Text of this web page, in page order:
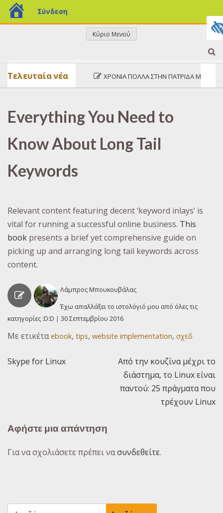
blogs.sch.gr
Σύνδεση
ΤΟ
ΜΠΛΟΓΚΑΚΙ
ΜΟΥ
Κύριο Μενού
ΧΡΌΝΙΑ ΠΟΛΛΆ ΣΤΗΝ ΠΑΤΡΊΔΑ ΜΑΣ!
Τελευταία νέα
Everything You Need to
Know About Long Tail
Keywords
Relevant content featuring decent ‘keyword inlays’ is
vital for running a successful online business. This
book presents a brief yet comprehensive guide on
picking up and arranging long tail keywords across
content.
Λάμπρος Μπουκουβάλας
Έχω απαλλάξει το ιστολόγιό μου από όλες τις
κατηγορίες :D:D | 30 Σεπτεμβρίου 2016
Με ετικέταebook, tips, website implementation, σχεδ
Πλοήγηση
Skype for Linux
Από την κουζίνα μέχρι το
διάστημα, το Linux είναι
παντού: 25 πράγματα που
τρέχουν Linux
Αφήστε μια απάντηση
Για να σχολιάσετε πρέπει νασυνδεθείτε.
Αναζήτηση